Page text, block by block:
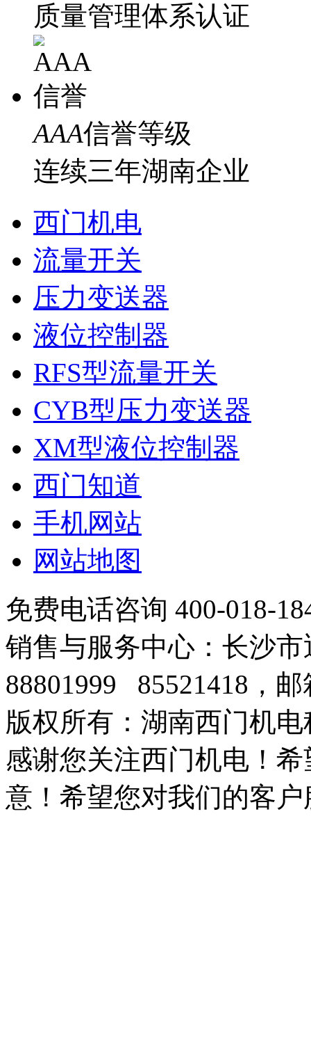
质量管理体系认证
AAA信誉等级
连续三年湖南企业
西门机电
流量开关
压力变送器
液位控制器
RFS型流量开关
CYB型压力变送器
XM型液位控制器
西门知道
手机网站
网站地图
免费电话咨询 400-018-
销售与服务中心：长沙
88801999 85521418，邮
版权所有：湖南西门机
感谢您关注西门机电！
意！希望您对我们的客